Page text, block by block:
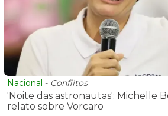
Nacional - Conflitos
'Noite das astronautas': Michelle
relato sobre Vorcaro